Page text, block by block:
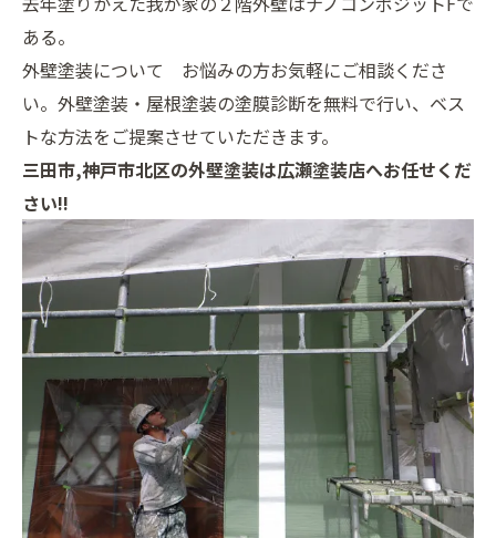
ある。
外壁塗装について お悩みの方お気軽にご相談くださ
い。外壁塗装・屋根塗装の塗膜診断を無料で行い、ベス
トな方法をご提案させていただきます。
三田市,神戸市北区の外壁塗装は広瀬塗装店へお任せくだ
さい!!